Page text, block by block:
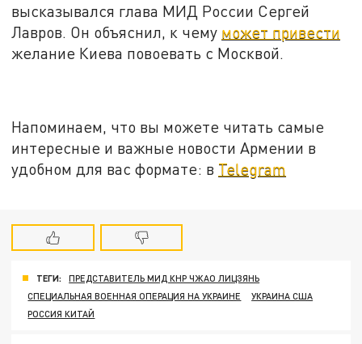
высказывался глава МИД России Сергей
Лавров. Он объяснил, к чему может привести
желание Киева повоевать с Москвой.
Напоминаем, что вы можете читать самые
интересные и важные новости Армении в
удобном для вас формате: в Telegram
ТЕГИ:
ПРЕДСТАВИТЕЛЬ МИД КНР ЧЖАО ЛИЦЗЯНЬ
СПЕЦИАЛЬНАЯ ВОЕННАЯ ОПЕРАЦИЯ НА УКРАИНЕ
УКРАИНА США
РОССИЯ КИТАЙ